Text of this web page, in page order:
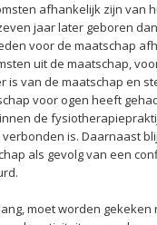
afhankelijk zijn van
jaar later geboren
voor de maatschap
uit de maatschap,
is van de maatschap en
voor ogen heeft
de
is. Daarnaast
als gevolg van een
moet worden gekeken